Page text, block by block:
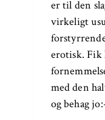
er til den
virkeligt
erotisk. Fik
med den
og behag